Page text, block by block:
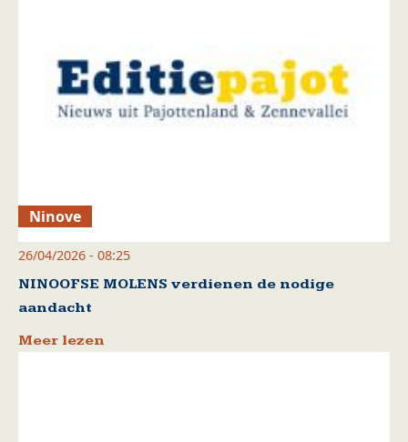
Ninove
26/04/2026 - 08:25
NINOOFSE MOLENS verdienen de nodige
aandacht
Meer lezen